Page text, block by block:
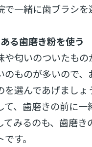
で一緒に歯ブラシを
る歯磨き粉を使う
匂いのついたもの
のものが多いので、
選んであげましょ
て、歯磨きの前に一
てみるのも、歯磨き
す。